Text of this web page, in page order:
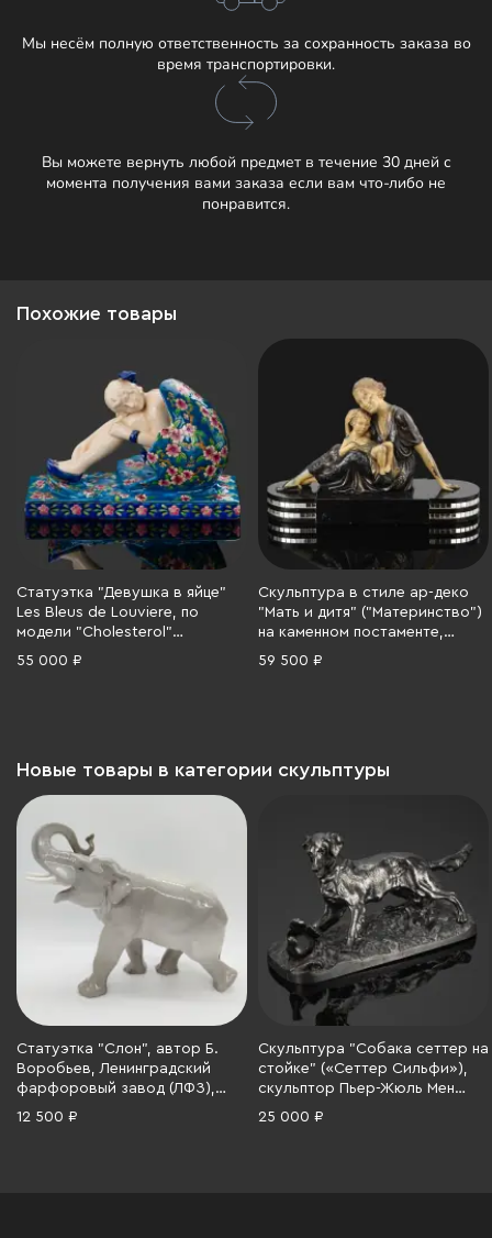
Мы несём полную ответственность за сохранность заказа во
время транспортировки.
Вы можете вернуть любой предмет в течение 30 дней с
момента получения вами заказа если вам что-либо не
понравится.
Похожие товары
Статуэтка "Девушка в яйце"
Les Bleus de Louviere, по
модели "Cholesterol"
("Холестерин") скульптора
55 000 ₽
Скульптура в стиле ар-деко
"Мать и дитя" ("Материнство")
на каменном постаменте,
металл, крашение, Западная
59 500 ₽
Новые товары в категории скульптуры
Статуэтка "Слон", автор Б.
Воробьев, Ленинградский
фарфоровый завод (ЛФЗ),
фарфор, аэрография, СССР,
12 500 ₽
Скульптура "Собака сеттер на
стойке" («Сеттер Сильфи»),
скульптор Пьер-Жюль Мен
(1810-1879), Каслинский
25 000 ₽